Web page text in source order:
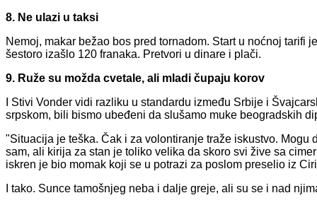
8. Ne ulazi u taksi
Nemoj, makar bežao bos pred tornadom. Start u noćnoj tarifi
šestoro izašlo 120 franaka. Pretvori u dinare i plači.
9. Ruže su možda cvetale, ali mladi čupaju korov
I Stivi Vonder vidi razliku u standardu između Srbije i
srpskom, bili bismo ubeđeni da slušamo muke beogradskih
"Situacija je teška. Čak i za volontiranje traže iskustvo.
sam, ali kirija za stan je toliko velika da skoro svi žive sa
iskren je bio momak koji se u potrazi za poslom preselio iz
I tako. Sunce tamošnjeg neba i dalje greje, ali su se i nad